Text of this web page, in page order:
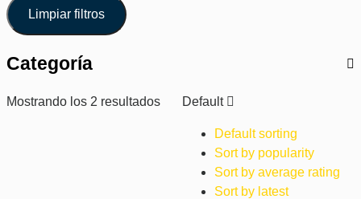
Limpiar filtros
Categoría
Mostrando los 2 resultados Default
Default sorting
Sort by popularity
Sort by average rating
Sort by latest